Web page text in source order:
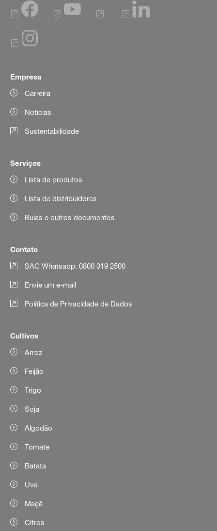
Empresa
Carreira
Notícias
Sustentabilidade
Serviços
Lista de produtos
Lista de distribuidores
Bulas e outros documentos
Contato
SAC Whatsapp: 0800 019 2500
Envie um e-mail
Política de Privacidade de Dados
Cultivos
Arroz
Feijão
Trigo
Soja
Algodão
Tomate
Batata
Uva
Maçã
Citros